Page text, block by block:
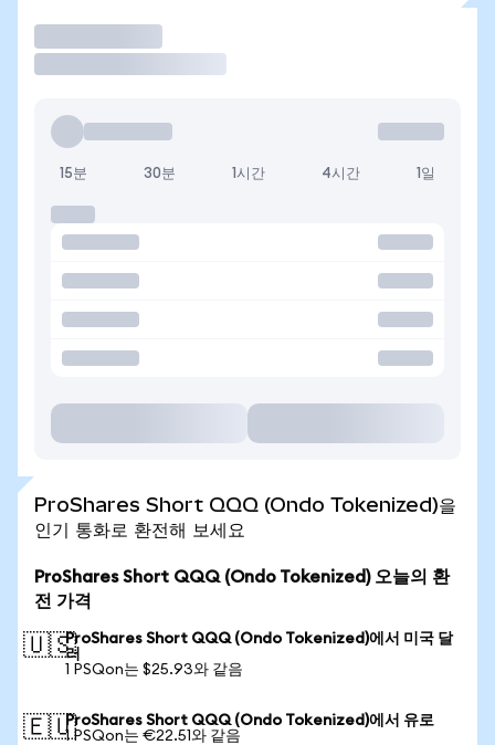
15분 30분 1시간 4시간 1일
ProShares Short QQQ (Ondo Tokenized)을
인기 통화로 환전해 보세요
ProShares Short QQQ (Ondo Tokenized) 오늘의 환
전 가격
🇺🇸ProShares Short QQQ (Ondo Tokenized)에서 미국 달
러
1 PSQon는 $25.93와 같음
🇪🇺ProShares Short QQQ (Ondo Tokenized)에서 유로
1 PSQon는 €22.51와 같음